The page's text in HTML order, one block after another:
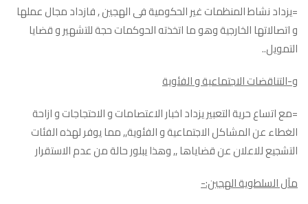
=يزداد نشاط المنظمات غير الحكومية فى الهجين , فازداد مجال عملها
و اتصالاتها الخارجية وهو ما اتخذته الحوكمات حجة للتشهير و قضايا
التمويل..
و-التناقضات الاجتماعية و الفئوية
=مع اتساع حرية التعبير يزداد اخبار الاعتصامات و الاحتجاجات و ازاحة
الغطاء عن المشاكل الاجتماعية و الفئوية,, مما يوفر لهذه الفئات
التشجيع للاعلان عن قضاياها ,, وهذا يبلور حالة من عدم الاستقرار
مآل السلطوية الهجين:-